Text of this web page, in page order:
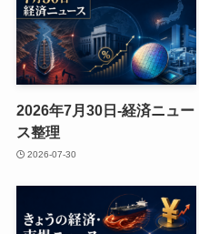
2026年7月30日-経済ニュー
ス整理
2026-07-30